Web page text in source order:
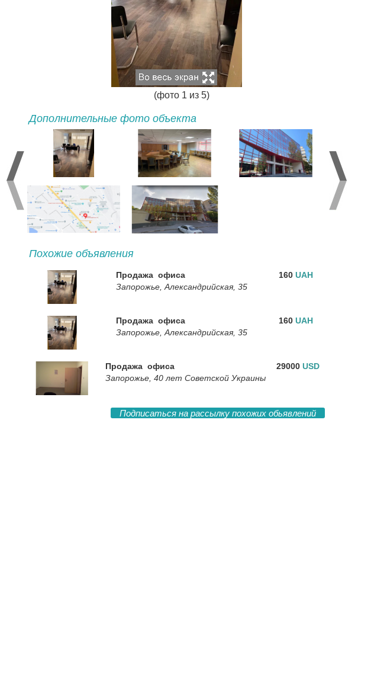
(фото 1 из 5)
Дополнительные фото объекта
Похожие объявления
Продажа офиса
Запорожье, Александрийская, 35
160 UAH
Продажа офиса
Запорожье, Александрийская, 35
160 UAH
Продажа офиса
Запорожье, 40 лет Советской Украины
29000 USD
Подписаться на рассылку похожих обьявлений